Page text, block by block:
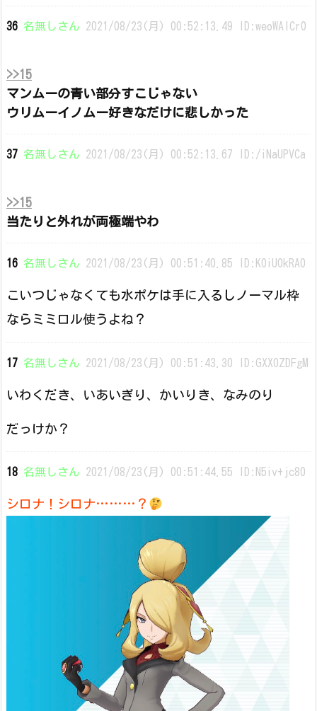
36 名無しさん 2021/08/23(月) 00:52:13.49 ID:weoWAlCr0
>>15
マンムーの青い部分すこじゃない
ウリムーイノムー好きなだけに悲しかった
37 名無しさん 2021/08/23(月) 00:52:13.67 ID:/iNaUPVCa
>>15
当たりと外れが両極端やわ
16 名無しさん 2021/08/23(月) 00:51:40.85 ID:K0iU0kRA0
こいつじゃなくても水ポケは手に入るしノーマル枠
ならミミロル使うよね？
17 名無しさん 2021/08/23(月) 00:51:43.30 ID:GXX0ZDFgM
いわくだき、いあいぎり、かいりき、なみのり
だっけか？
18 名無しさん 2021/08/23(月) 00:51:44.55 ID:N5iv+jc80
シロナ！シロナ………？